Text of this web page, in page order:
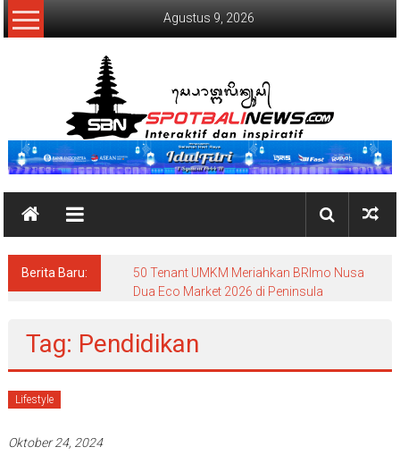
Lompat
ke
Agustus 9, 2026
SpotBaliNews
Berita Baru:
50 Tenant UMKM Meriahkan BRImo Nusa
Dua Eco Market 2026 di Peninsula
Tag: Pendidikan
Lifestyle
Oktober 24, 2024